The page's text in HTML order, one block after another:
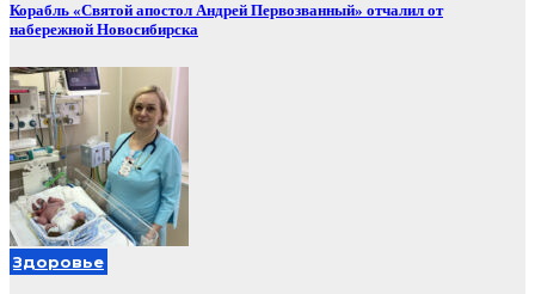
Корабль «Святой апостол Андрей Первозванный» отчалил от
набережной Новосибирска
Здоровье